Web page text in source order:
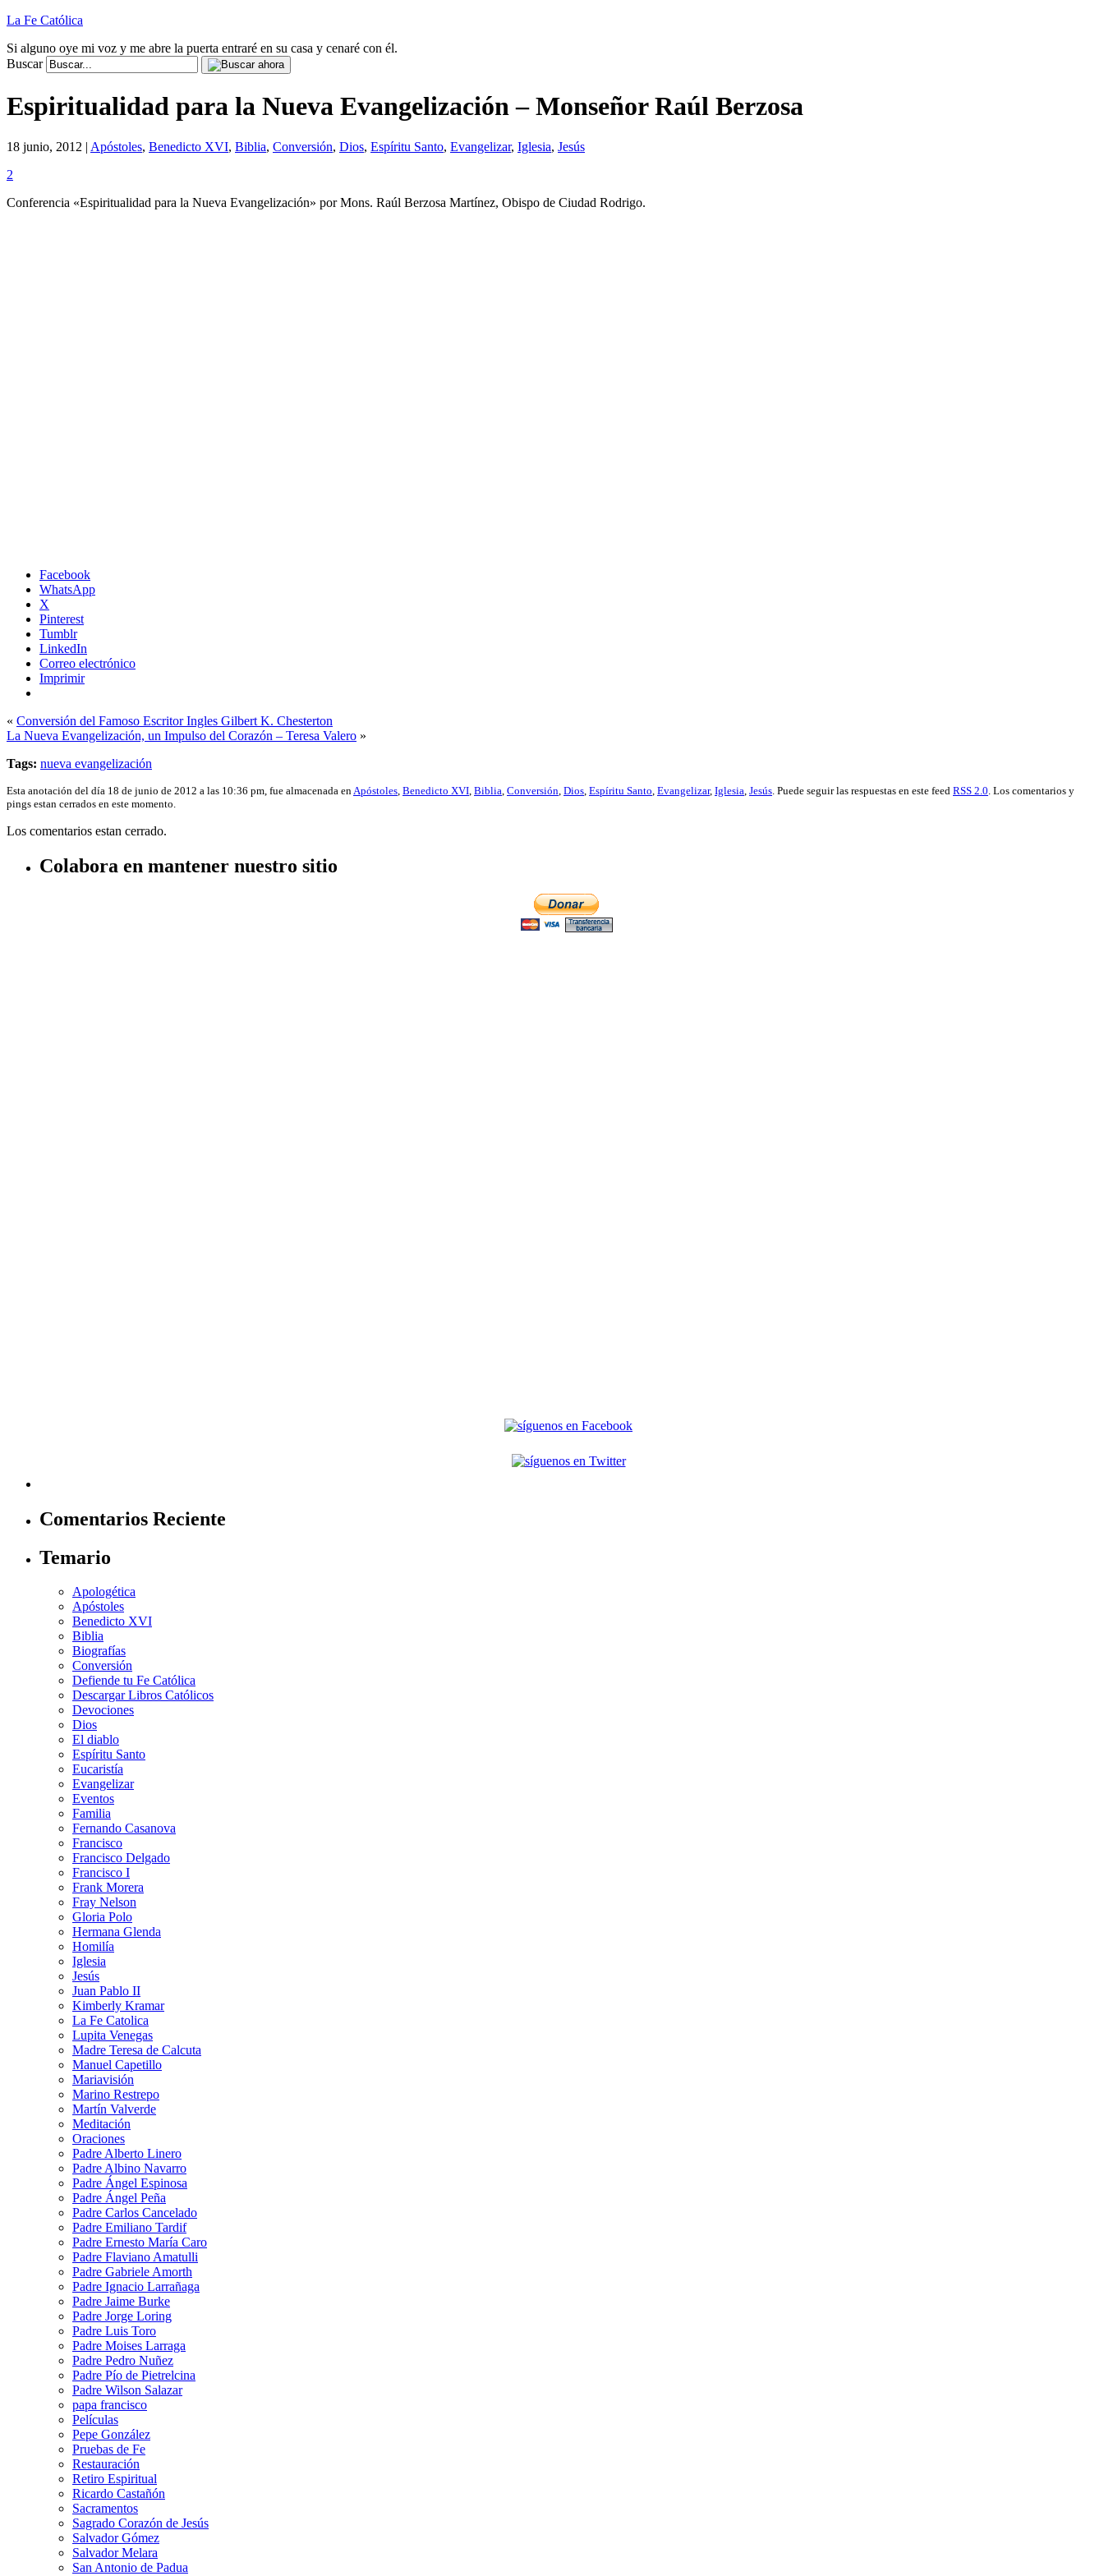
La Fe Católica
Si alguno oye mi voz y me abre la puerta entraré en su casa y cenaré con él.
Buscar
Espiritualidad para la Nueva Evangelización – Monseñor Raúl Berzosa
18 junio, 2012 | Apóstoles, Benedicto XVI, Biblia, Conversión, Dios, Espíritu Santo, Evangelizar, Iglesia, Jesús
2
Conferencia «Espiritualidad para la Nueva Evangelización» por Mons. Raúl Berzosa Martínez, Obispo de Ciudad Rodrigo.
Facebook
WhatsApp
X
Pinterest
Tumblr
LinkedIn
Correo electrónico
Imprimir
« Conversión del Famoso Escritor Ingles Gilbert K. Chesterton
La Nueva Evangelización, un Impulso del Corazón – Teresa Valero »
Tags: nueva evangelización
Esta anotación del día 18 de junio de 2012 a las 10:36 pm, fue almacenada en Apóstoles Benedicto XVI Biblia Conversión Dios Espíritu Santo Evangelizar, Iglesia Jesús . Puede seguir las respuestas en este feed RSS 2.0 . Los comentarios y
pings estan cerrados en este momento.
Los comentarios estan cerrado.
Colabora en mantener nuestro sitio
Comentarios Reciente
Temario
Apologética
Apóstoles
Benedicto XVI
Biblia
Biografías
Conversión
Defiende tu Fe Católica
Descargar Libros Católicos
Devociones
Dios
El diablo
Espíritu Santo
Eucaristía
Evangelizar
Eventos
Familia
Fernando Casanova
Francisco
Francisco Delgado
Francisco I
Frank Morera
Fray Nelson
Gloria Polo
Hermana Glenda
Homilía
Iglesia
Jesús
Juan Pablo II
Kimberly Kramar
La Fe Catolica
Lupita Venegas
Madre Teresa de Calcuta
Manuel Capetillo
Mariavisión
Marino Restrepo
Martín Valverde
Meditación
Oraciones
Padre Alberto Linero
Padre Albino Navarro
Padre Ángel Espinosa
Padre Ángel Peña
Padre Carlos Cancelado
Padre Emiliano Tardif
Padre Ernesto María Caro
Padre Flaviano Amatulli
Padre Gabriele Amorth
Padre Ignacio Larrañaga
Padre Jaime Burke
Padre Jorge Loring
Padre Luis Toro
Padre Moises Larraga
Padre Pedro Nuñez
Padre Pío de Pietrelcina
Padre Wilson Salazar
papa francisco
Películas
Pepe González
Pruebas de Fe
Restauración
Retiro Espiritual
Ricardo Castañón
Sacramentos
Sagrado Corazón de Jesús
Salvador Gómez
Salvador Melara
San Antonio de Padua